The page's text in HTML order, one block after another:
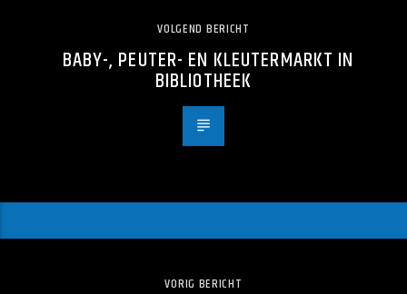
VOLGEND BERICHT
BABY-, PEUTER- EN KLEUTERMARKT IN
BIBLIOTHEEK
VORIG BERICHT